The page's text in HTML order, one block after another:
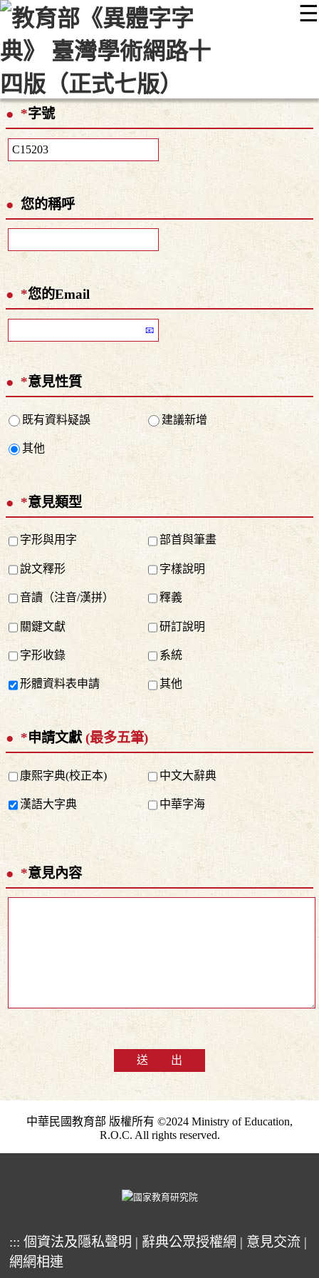
☰
::: 最新消息 常見問題 編輯說明
顯示模式
網站導覽
*字號
您的稱呼
*您的Email
*意見性質
既有資料疑誤 建議新增
其他
*意見類型
字形與用字 部首與筆畫
說文釋形 字樣說明
音讀（注音/漢拼） 釋義
關鍵文獻 研訂說明
字形收錄 系統
形體資料表申請 其他
*申請文獻 (最多五筆)
康熙字典(校正本) 中文大辭典
漢語大字典 中華字海
*意見內容
送 出
中華民國教育部 版權所有 ©2024 Ministry of Education,
R.O.C. All rights reserved.
::: 個資法及隱私聲明 | 辭典公眾授權網 | 意見交流 |
網網相連